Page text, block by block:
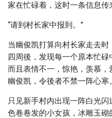
家在忙碌着，这时一条信息传
“请到村长家中报到。”
当幽俊凯打算向村长家走去
四周後，发现每一个原本忙碌
而且表情不一，惊艳，羡慕
幽俊凯，令後者不禁一阵心寒。
只见新手村内出现一阵白光
色卷卷发的小女孩，冰雕玉